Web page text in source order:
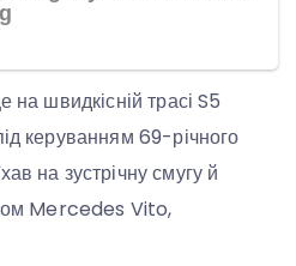
швидкісній трасі S5
керуванням 69-річного
на зустрічну смугу й
Mercedes Vito,